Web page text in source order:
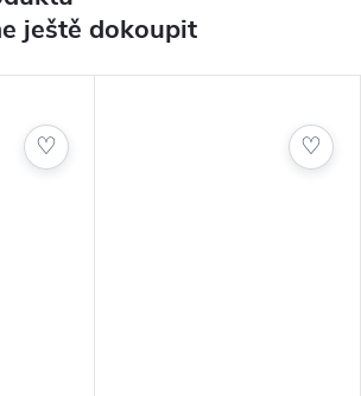
ještě dokoupit
♡ ♡